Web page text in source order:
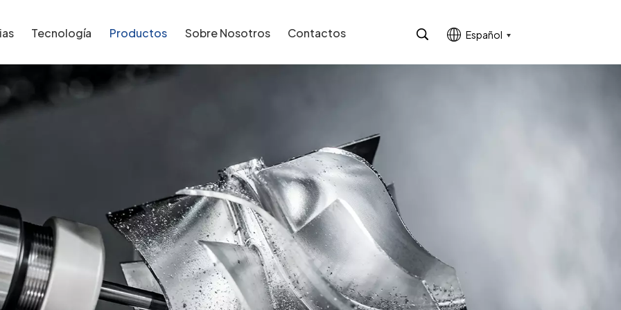
Tecnología Productos Sobre Nosotros Contactos Español